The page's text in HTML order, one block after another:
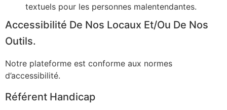
textuels pour les personnes malentendantes.
Accessibilité De Nos Locaux Et/ou De Nos
Outils.
Notre plateforme est conforme aux normes
d’accessibilité.
Référent Handicap